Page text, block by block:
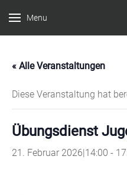
Menu
« Alle Veranstaltungen
Diese Veranstaltung hat
Übungsdienst
21. Februar 2026|14:00 -